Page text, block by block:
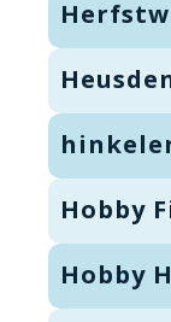
Hobby
Hobby